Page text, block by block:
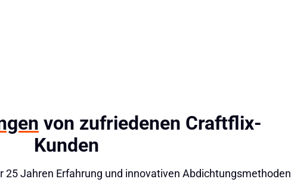
von zufriedenen Craftflix-
Kunden
25 Jahren Erfahrung und innovativen Abdichtungsmethoden